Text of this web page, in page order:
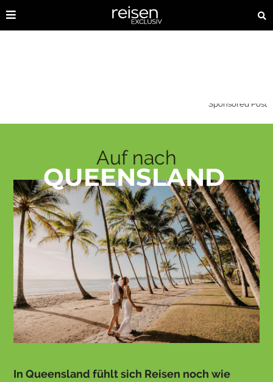
Sponsored Post
Auf nach
QUEENSLAND
In Queensland fühlt sich Reisen noch wie